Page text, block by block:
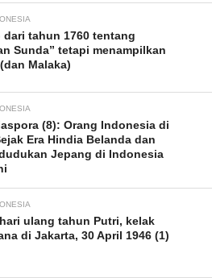
dari tahun 1760 tentang
Sunda” tetapi menampilkan
Malaka)
(8): Orang Indonesia di
Era Hindia Belanda dan
Jepang di Indonesia
ulang tahun Putri, kelak
di Jakarta, 30 April 1946 (1)